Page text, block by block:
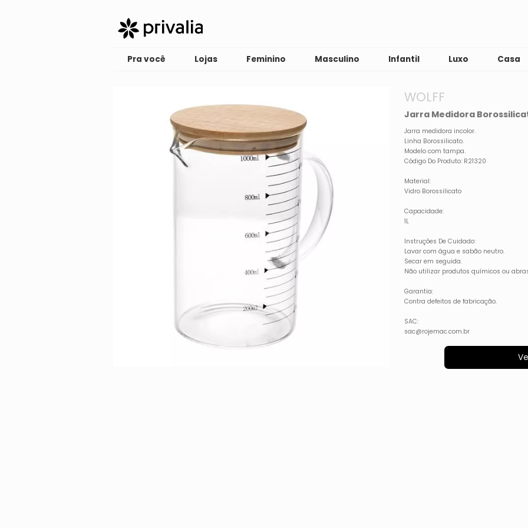
Pra você Lojas Feminino Masculino Infantil Luxo Casa
WOLFF
Jarra Medidora
Jarra medidora incolor.
Linha Borossilicato.
Modelo com tampa.
Código Do Produto: R21320
Material:
Vidro Borossilicato
Capacidade:
1L
Instruções De Cuidado:
Lavar com água e sabão neutro.
Secar em seguida.
Não utilizar produtos químicos ou
Garantia:
Contra defeitos de fabricação.
SAC:
sac@rojemac.com.br